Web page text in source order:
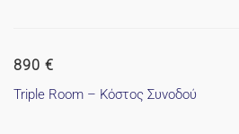
890 €
Triple Room – Κόστος Συνοδού